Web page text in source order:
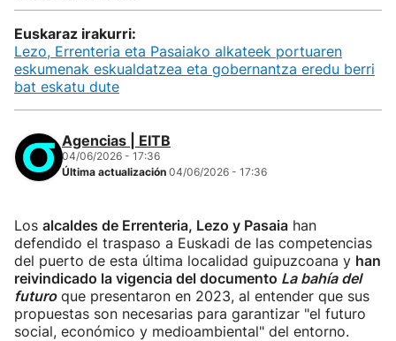
Euskaraz irakurri:
Lezo, Errenteria eta Pasaiako alkateek portuaren
eskumenak eskualdatzea eta gobernantza eredu berri
bat eskatu dute
Agencias | EITB
04/06/2026 - 17:36
Última actualización 04/06/2026 - 17:36
Los alcaldes de Errenteria, Lezo y Pasaia han
defendido el traspaso a Euskadi de las competencias
del puerto de esta última localidad guipuzcoana y han
reivindicado la vigencia del documento La bahía del
futuroque presentaron en 2023, al entender que sus
propuestas son necesarias para garantizar "el futuro
social, económico y medioambiental" del entorno.